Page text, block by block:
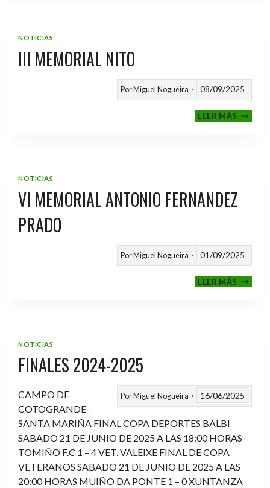
NOTICIAS
III MEMORIAL NITO
PorMiguel Nogueira 08/09/2025
LEER MÁSIII
NOTICIAS
VI MEMORIAL ANTONIO FERNANDEZ
PRADO
PorMiguel Nogueira 01/09/2025
LEER MÁSVI
NOTICIAS
FINALES 2024-2025
PorMiguel Nogueira 16/06/2025
CAMPO DE
COTOGRANDE-
SANTA MARIÑA FINAL COPA DEPORTES BALBI
SABADO 21 DE JUNIO DE 2025 A LAS 18:00 HORAS
TOMIÑO F.C 1 – 4 VET. VALEIXE FINAL DE COPA
VETERANOS SABADO 21 DE JUNIO DE 2025 A LAS
20:00 HORAS MUIÑO DA PONTE 1 – 0 XUNTANZA